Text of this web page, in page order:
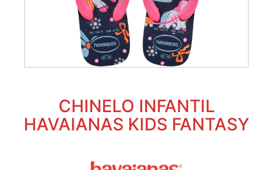
CHINELO INFANTIL
HAVAIANAS KIDS FANTASY